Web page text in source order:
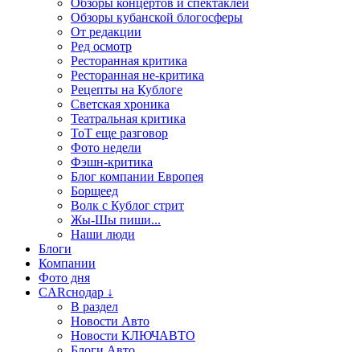
Обзоры концертов и спектаклей
Обзоры кубанской блогосферы
От редакции
Ред осмотр
Ресторанная критика
Ресторанная не-критика
Рецепты на Кублоге
Светская хроника
Театральная критика
ТоТ еще разговор
Фото недели
Фэшн-критика
Блог компании Европея
Борщеед
Волк с Кублог стрит
Жы-Шы пиши...
Наши люди
Блоги
Компании
Фото дня
CARснодар ↓
В раздел
Новости Авто
Новости КЛЮЧАВТО